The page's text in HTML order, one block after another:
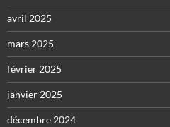
avril 2025
mars 2025
février 2025
janvier 2025
décembre 2024